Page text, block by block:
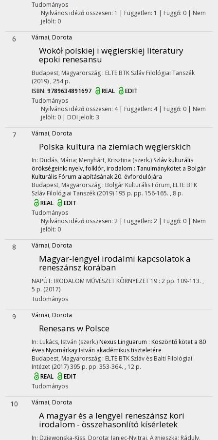
Tudományos
Nyilvános idéző összesen: 1 | Független: 1 | Függő: 0 | Nem
jelölt: 0
6 Várnai, Dorota
Wokół polskiej i węgierskiej literatury
epoki renesansu
Budapest, Magyarország : ELTE BTK Szláv Filológiai Tanszék
(2019) , 254 p.
ISBN: 9789634891697 REAL
EDIT
Tudományos
Nyilvános idéző összesen: 4| Független: 4 | Függő: 0 | Nem
jelölt: 0 | DOI jelölt: 3
7 Várnai, Dorota
Polska kultura na ziemiach węgierskich
In: Dudás, Mária; Menyhárt, Krisztina (szerk.) Szláv kulturális
örökségeink: nyelv, folklór, irodalom : Tanulmánykötet a Bolgár
Kulturális Fórum alapításának 20. évfordulójára
Budapest, Magyarország : Bolgár Kulturális Fórum, ELTE BTK
Szláv Filológiai Tanszék (2019) 195 p. pp. 156-165. , 8 p.
REAL
EDIT
Tudományos
Nyilvános idéző összesen: 2| Független: 2 | Függő: 0 | Nem
jelölt: 0
8 Várnai, Dorota
Magyar-lengyel irodalmi kapcsolatok a
reneszánsz korában
NAPÚT: IRODALOM MŰVÉSZET KÖRNYEZET 19 : 2 pp. 109-113. ,
5 p. (2017)
Tudományos
9 Várnai, Dorota
Renesans w Polsce
In: Lukács, István (szerk.) Nexus Linguarum : Köszöntő kötet a 80
éves Nyomárkay István akadémikus tiszteletére
Budapest, Magyarország : ELTE BTK Szláv és Balti Filológiai
Intézet (2017)395 p. pp. 353-364. , 12 p.
REAL
EDIT
Tudományos
10 Várnai, Dorota
A magyar és a lengyel reneszánsz kori
irodalom - összehasonlító kísérletek
In: Dziewonska-Kiss, Dorota; Janiec-Nyitrai, Agnieszka; Ráduly,